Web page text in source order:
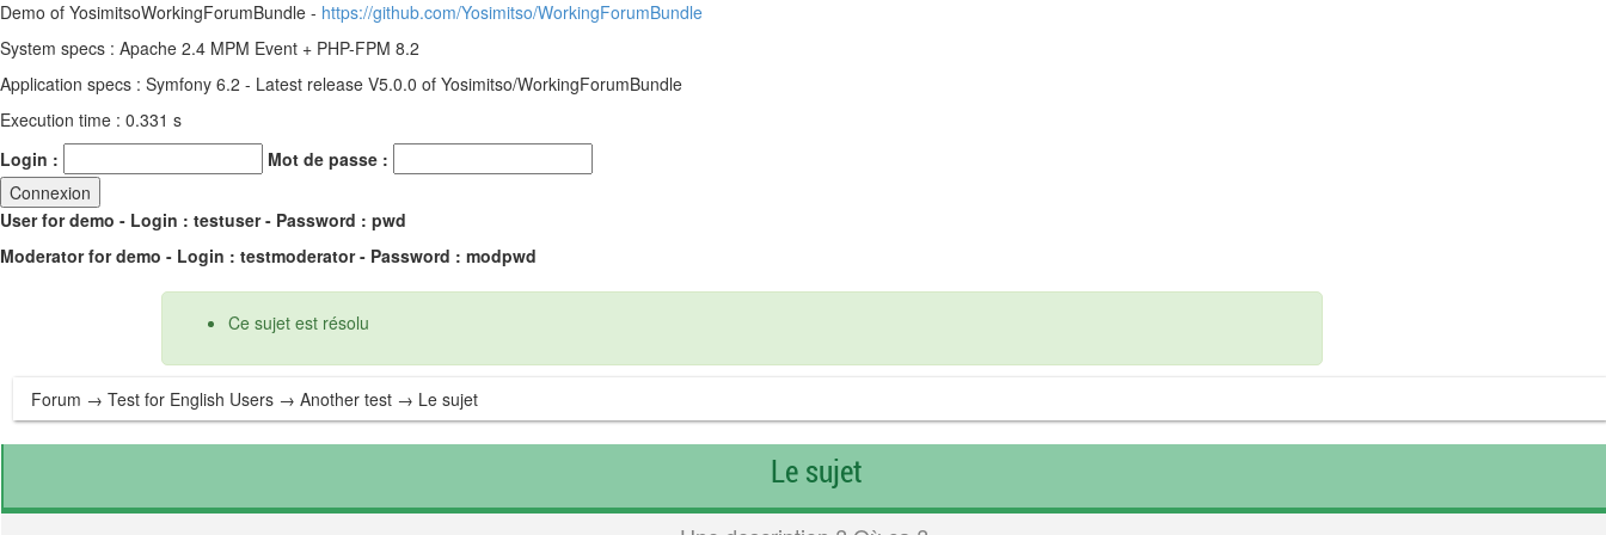
Demo of YosimitsoWorkingForumBundle - https://github.com/Yosimitso/WorkingForumBundle
System specs : Apache 2.4 MPM Event + PHP-FPM 8.2
Application specs : Symfony 6.2 - Latest release V5.0.0 of Yosimitso/WorkingForumBundle
Execution time : 0.331 s
Login :
Mot de passe :
User for demo - Login : testuser - Password : pwd
Moderator for demo - Login : testmoderator - Password : modpwd
Ce sujet est résolu
Forum → Test for English Users → Another test → Le sujet
Le sujet